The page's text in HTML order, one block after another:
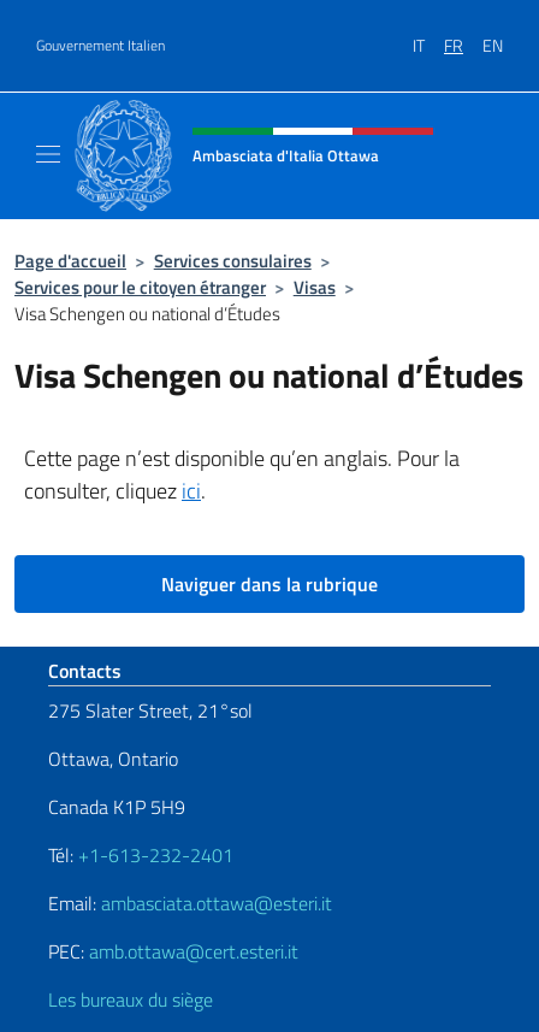
Gouvernement Italien IT FR EN
Site Web, social et en-tête de
Ambasciata d'Italia Ottawa
Page d'accueil > Services consulaires >
Services pour le citoyen étranger > Visas >
Visa Schengen ou national d’Études
Visa Schengen ou national d’Études
Cette page n’est disponible qu’en anglais. Pour la
consulter, cliquezici.
Naviguer dans la rubrique
Section de pied de page
Contacts
275 Slater Street, 21°sol
Ottawa, Ontario
Canada K1P 5H9
Tél: +1-613-232-2401
Email:ambasciata.ottawa@esteri.it
PEC:amb.ottawa@cert.esteri.it
Les bureaux du siège